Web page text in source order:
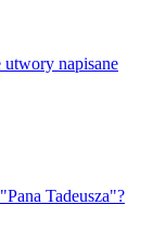
utwory napisane
Tadeusza"?